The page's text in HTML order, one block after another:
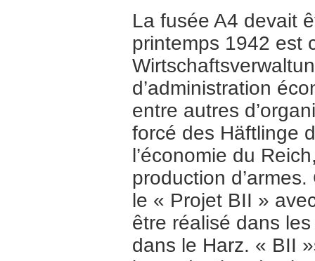
La fusée A4 devait
printemps 1942 est
d’administration
entre autres
forcé des Häftlinge
l’économie du
production
le « Projet BII »
être réalisé dans
dans le Harz. « BII